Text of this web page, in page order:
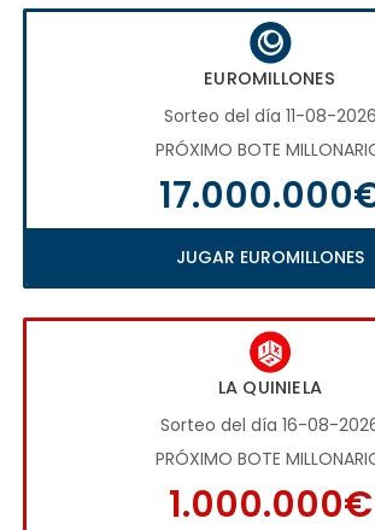
EUROMILLONES
Sorteo del día 11-08-2026
PRÓXIMO BOTE
JUGAR EUROMILLONES
LA QUINIELA
Sorteo del día 16-08-
PRÓXIMO BOTE
1.000.000€